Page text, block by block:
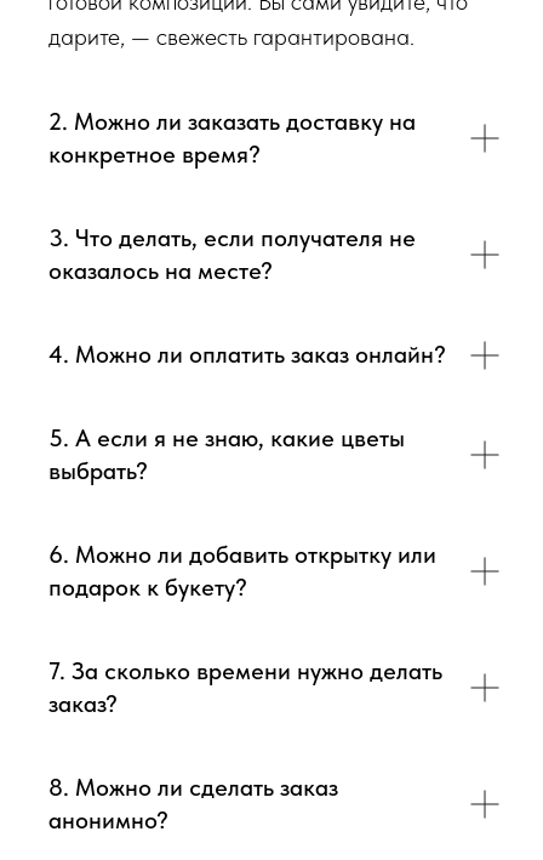
дарите, — свежесть гарантирована.
2. Можно ли заказать доставку на
конкретное время?
3. Что делать, если получателя не
оказалось на месте?
4. Можно ли оплатить заказ онлайн?
5. А если я не знаю, какие цветы
выбрать?
6. Можно ли добавить открытку или
подарок к букету?
7. За сколько времени нужно делать
заказ?
8. Можно ли сделать заказ
анонимно?